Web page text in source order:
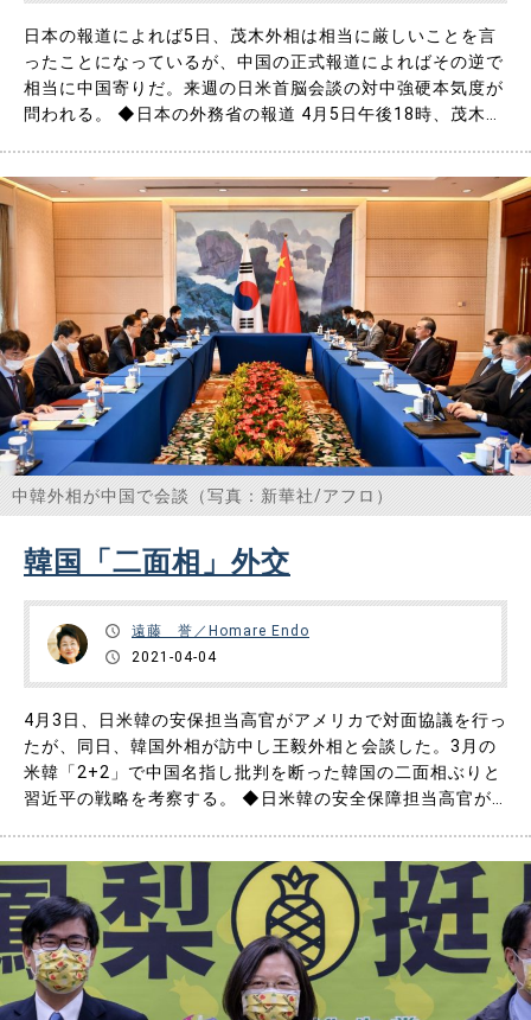
日本の報道によれば5日、茂木外相は相当に厳しいことを言
ったことになっているが、中国の正式報道によればその逆で
相当に中国寄りだ。来週の日米首脳会談の対中強硬本気度が
問われる。 ◆日本の外務省の報道 4月5日午後18時、茂木外
になっている。 両外相は、来年の日中国交正常化50周年に
向……
中韓外相が中国で会談（写真：新華社/アフロ）
韓国「二面相」外交
遠藤 誉／Homare Endo
2021-04-04
4月3日、日米韓の安保担当高官がアメリカで対面協議を行っ
たが、同日、韓国外相が訪中し王毅外相と会談した。3月の
米韓「2+2」で中国名指し批判を断った韓国の二面相ぶりと
習近平の戦略を考察する。 ◆日米韓の安全保障担当高官が
式の協議を行った。日本からは北村国家安全保障局長が、韓
国からは徐……